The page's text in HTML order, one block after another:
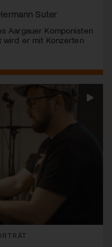
Suter
Aargauer Komponisten
wird er mit Konzerten